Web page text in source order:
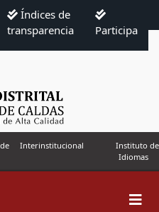
Índices de
transparencia
Participa
Interinstitucional
Instituto de
Idiomas